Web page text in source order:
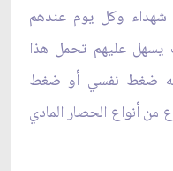
شهداء وكل يوم عندهم
عليهم تحمل هذا
ضغط نفسي أو ضغط
أنواع الحصار المادي